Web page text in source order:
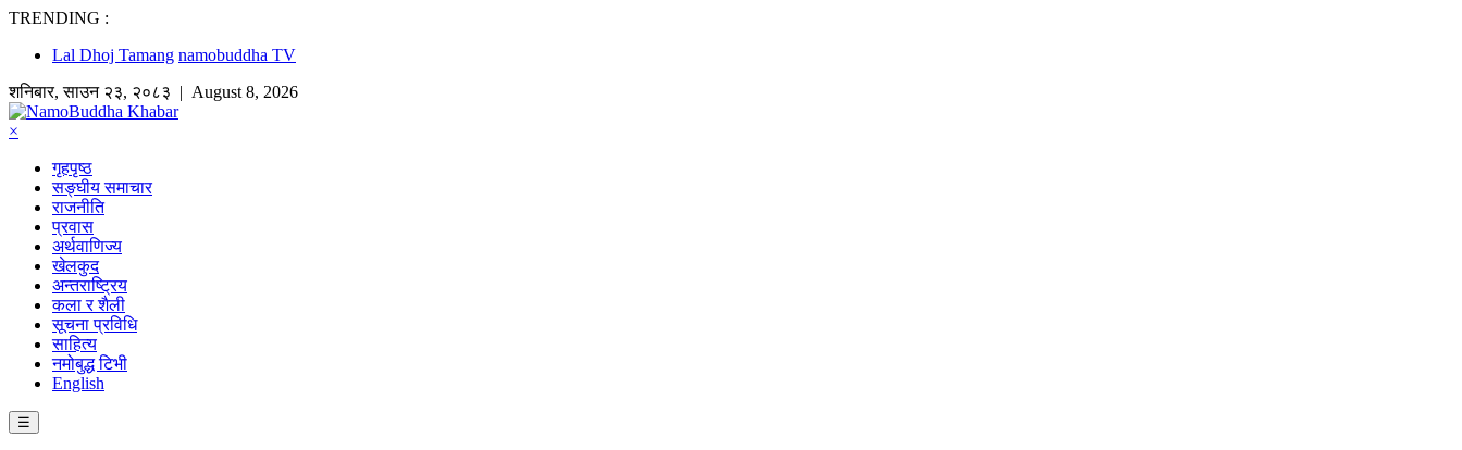
TRENDING :
Lal Dhoj Tamang namobuddha TV
शनिबार,साउन २३, २०८३ | August 8, 2026
×
गृहपृष्ठ
सङ्घीय समाचार
राजनीति
प्रवास
अर्थवाणिज्य
खेलकुद
अन्तराष्ट्रिय
कला र शैली
सूचना प्रविधि
साहित्य
नमोबुद्ध टिभी
English
☰